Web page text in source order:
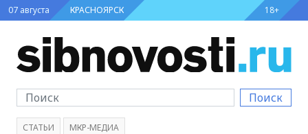
07 августа КРАСНОЯРСК 18+
Поиск
СТАТЬИ МКР-МЕДИА